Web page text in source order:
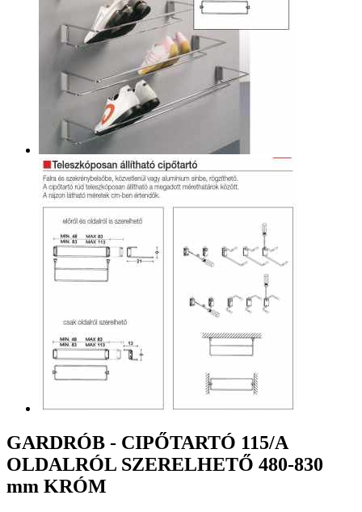
GARDRÓB - CIPŐTARTÓ 115/A
OLDALRÓL SZERELHETŐ 480-830
mm KRÓM